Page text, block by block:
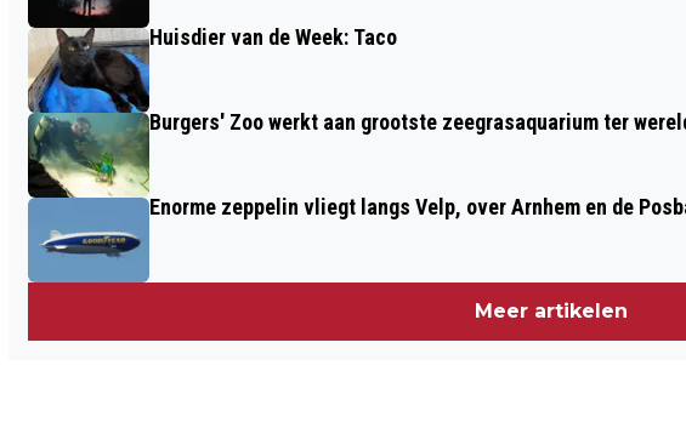
Huisdier van de Week: Taco
Burgers' Zoo werkt aan grootste zeegrasaquarium ter
Enorme zeppelin vliegt langs Velp, over Arnhem en de
Meer artikelen